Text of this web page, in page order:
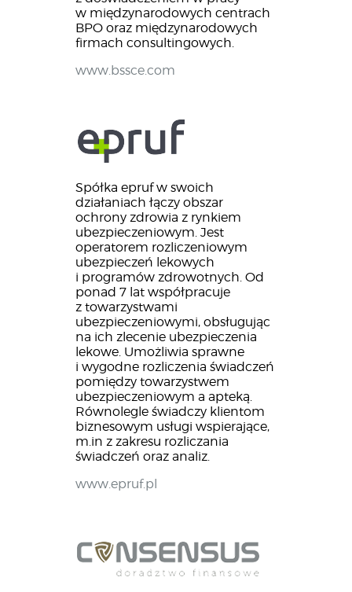
w międzynarodowych centrach
BPO oraz międzynarodowych
firmach consultingowych.
www.bssce.com
Spółka epruf w swoich
działaniach łączy obszar
ochrony zdrowia z rynkiem
ubezpieczeniowym. Jest
operatorem rozliczeniowym
ubezpieczeń lekowych
i programów zdrowotnych. Od
ponad 7 lat współpracuje
z towarzystwami
ubezpieczeniowymi, obsługując
na ich zlecenie ubezpieczenia
lekowe. Umożliwia sprawne
i wygodne rozliczenia świadczeń
pomiędzy towarzystwem
ubezpieczeniowym a apteką.
Równolegle świadczy klientom
biznesowym usługi wspierające,
m.in z zakresu rozliczania
świadczeń oraz analiz.
www.epruf.pl